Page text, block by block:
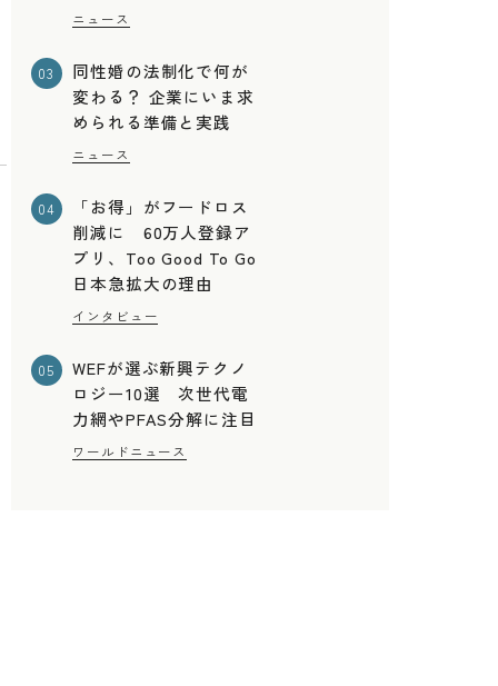
ニュース
03
同性婚の法制化で何が
変わる？ 企業にいま求
められる準備と実践
ニュース
04
「お得」がフードロス
削減に 60万人登録ア
プリ、Too Good To Go
日本急拡大の理由
インタビュー
05
WEFが選ぶ新興テクノ
ロジー10選 次世代電
力網やPFAS分解に注目
ワールドニュース